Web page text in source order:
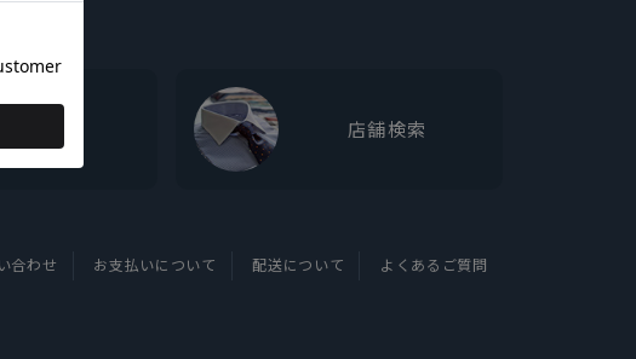
店舗検索
合わせ お支払いについて 配送について よくあるご質問